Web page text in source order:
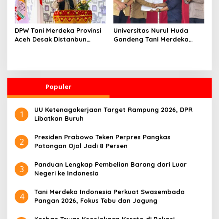
DPW Tani Merdeka Provinsi
Aceh Desak Distanbun
Universitas Nurul Huda
Gandeng Tani Merdeka
Populer
1
UU Ketenagakerjaan Target Rampung 2026, DPR
Libatkan Buruh
2
Presiden Prabowo Teken Perpres Pangkas
Potongan Ojol Jadi 8 Persen
3
Panduan Lengkap Pembelian Barang dari Luar
Negeri ke Indonesia
4
Tani Merdeka Indonesia Perkuat Swasembada
Pangan 2026, Fokus Tebu dan Jagung